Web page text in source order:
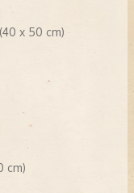
x 50 cm)
cm)